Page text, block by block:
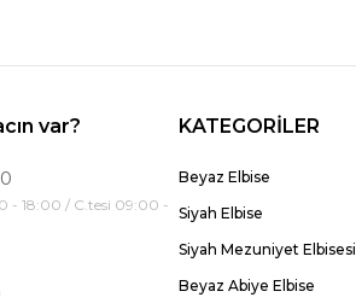
var?
- 18:00 / C.tesi 09:00 -
KATEGORİLER
Beyaz Elbise
Siyah Elbise
Siyah Mezuniyet Elbisesi
Beyaz Abiye Elbise